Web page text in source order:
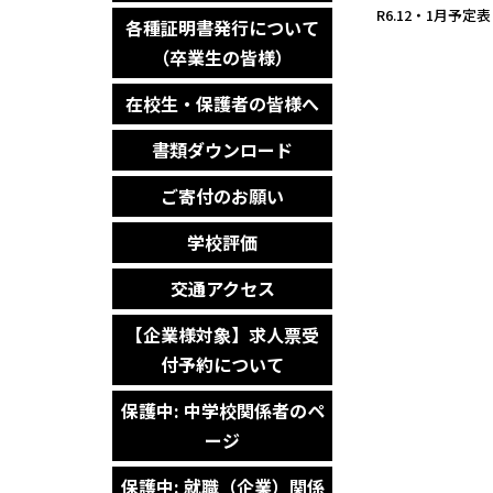
各種証明書発行について
（卒業生の皆様）
在校生・保護者の皆様へ
書類ダウンロード
ご寄付のお願い
学校評価
交通アクセス
【企業様対象】求人票受
付予約について
保護中: 中学校関係者のペ
ージ
保護中: 就職（企業）関係
R6.12・1月予定表